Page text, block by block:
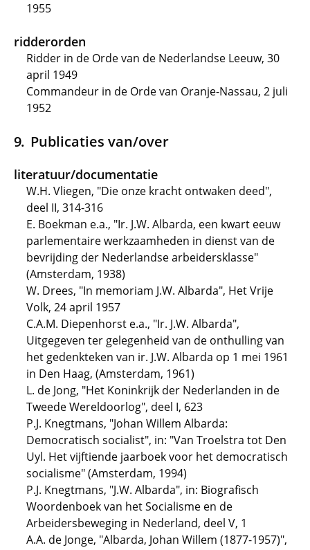
1955
ridderorden
Ridder in de Orde van de Nederlandse Leeuw, 30
april 1949
Commandeur in de Orde van Oranje-Nassau, 2 juli
1952
Publicaties van/over
literatuur/documentatie
W.H. Vliegen, "Die onze kracht ontwaken deed",
deel II, 314-316
E. Boekman e.a., "Ir. J.W. Albarda, een kwart eeuw
parlementaire werkzaamheden in dienst van de
bevrijding der Nederlandse arbeidersklasse"
(Amsterdam, 1938)
W. Drees, "In memoriam J.W. Albarda", Het Vrije
Volk, 24 april 1957
C.A.M. Diepenhorst e.a., "Ir. J.W. Albarda",
Uitgegeven ter gelegenheid van de onthulling van
het gedenkteken van ir. J.W. Albarda op 1 mei 1961
in Den Haag, (Amsterdam, 1961)
L. de Jong, "Het Koninkrijk der Nederlanden in de
Tweede Wereldoorlog", deel I, 623
P.J. Knegtmans, "Johan Willem Albarda:
Democratisch socialist", in: "Van Troelstra tot Den
Uyl. Het vijftiende jaarboek voor het democratisch
socialisme" (Amsterdam, 1994)
P.J. Knegtmans, "J.W. Albarda", in: Biografisch
Woordenboek van het Socialisme en de
Arbeidersbeweging in Nederland, deel V, 1
A.A. de Jonge, "Albarda, Johan Willem (1877-1957)",